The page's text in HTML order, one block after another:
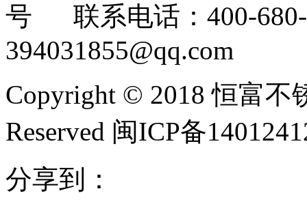
号 联系电话：400-
394031855@qq.com
Copyright © 2018 恒富不
Reserved 闽ICP备
分享到：